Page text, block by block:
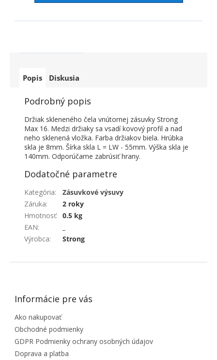
Popis Diskusia
Podrobný popis
Držiak skleneného čela vnútornej zásuvky Strong
Max 16. Medzi držiaky sa vsadí kovový profil a nad
neho sklenená vložka. Farba držiakov biela. Hrúbka
skla je 8mm. Šírka skla L = LW - 55mm. Výška skla je
140mm. Odporúčame zabrúsiť hrany.
Dodatočné parametre
Kategória:
Zásuvkové výsuvy
Záruka:
2 roky
Hmotnosť: 0.5 kg
EAN:
Výrobca: Strong
ZÁPÄTIE
Informácie pre vás
Ako nakupovať
Obchodné podmienky
GDPR Podmienky ochrany osobných údajov
Doprava a platba